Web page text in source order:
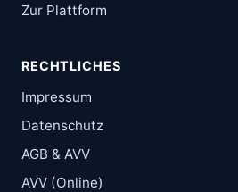
Zur Plattform
RECHTLICHES
Impressum
Datenschutz
AGB & AVV
AVV (Online)